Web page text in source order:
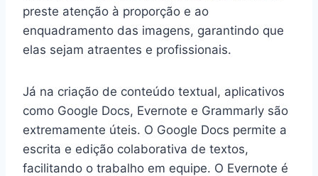
preste atenção à proporção e ao
enquadramento das imagens, garantindo que
elas sejam atraentes e profissionais.
Já na criação de conteúdo textual, aplicativos
como Google Docs, Evernote e Grammarly são
extremamente úteis. O Google Docs permite a
escrita e edição colaborativa de textos,
facilitando o trabalho em equipe. O Evernote é